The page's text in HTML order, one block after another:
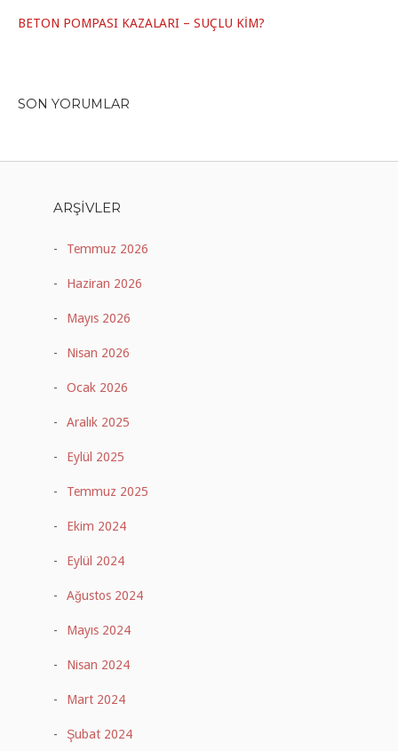
BETON POMPASI KAZALARI – SUÇLU KİM?
SON YORUMLAR
ARŞIVLER
Temmuz 2026
Haziran 2026
Mayıs 2026
Nisan 2026
Ocak 2026
Aralık 2025
Eylül 2025
Temmuz 2025
Ekim 2024
Eylül 2024
Ağustos 2024
Mayıs 2024
Nisan 2024
Mart 2024
Şubat 2024